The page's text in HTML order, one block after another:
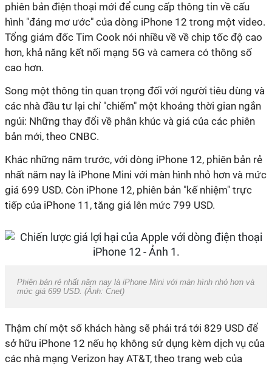
phiên bản điện thoại mới để cung cấp thông tin về cấu
hình "đáng mơ ước" của dòng iPhone 12 trong một video.
Tổng giám đốc Tim Cook nói nhiều về về chip tốc độ cao
hơn, khả năng kết nối mạng 5G và camera có thông số
cao hơn.
Song một thông tin quan trọng đối với người tiêu dùng và
các nhà đầu tư lại chỉ "chiếm" một khoảng thời gian ngắn
ngủi: Những thay đổi về phân khúc và giá của các phiên
bản mới, theo CNBC.
Khác những năm trước, với dòng iPhone 12, phiên bản rẻ
nhất năm nay là iPhone Mini với màn hình nhỏ hơn và mức
giá 699 USD. Còn iPhone 12, phiên bản "kế nhiệm" trực
tiếp của iPhone 11, tăng giá lên mức 799 USD.
Phiên bản rẻ nhất năm nay là iPhone Mini với màn hình nhỏ hơn và
mức giá 699 USD. (Ảnh: Cnet)
Thậm chí một số khách hàng sẽ phải trả tới 829 USD để
sở hữu iPhone 12 nếu họ không sử dụng kèm dịch vụ của
các nhà mạng Verizon hay AT&T, theo trang web của